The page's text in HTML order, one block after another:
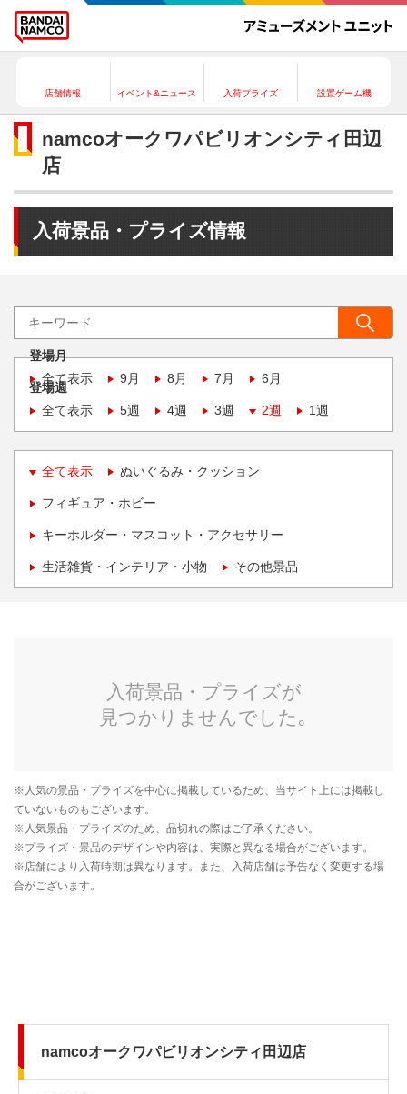
店舗情報 イベント&ニュース 入荷プライズ 設置ゲーム機
namcoオークワパビリオンシティ田辺
店
入荷景品・プライズ情報
登場月
全て表示
9月 8月 7月 6月
登場週
全て表示
5週 4週 3週 2週 1週
全て表示 ぬいぐるみ・クッション
フィギュア・ホビー
キーホルダー・マスコット・アクセサリー
生活雑貨・インテリア・小物 その他景品
namcoオークワパビリオンシティ田辺店